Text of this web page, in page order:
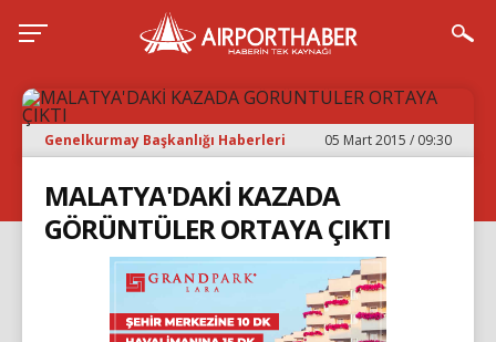
Genelkurmay Başkanlığı Haberleri 05 Mart 2015 / 09:30
MALATYA'DAKİ KAZADA
GÖRÜNTÜLER ORTAYA ÇIKTI